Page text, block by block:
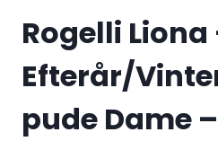
Rogelli Liona
Efterår/
pude Dame